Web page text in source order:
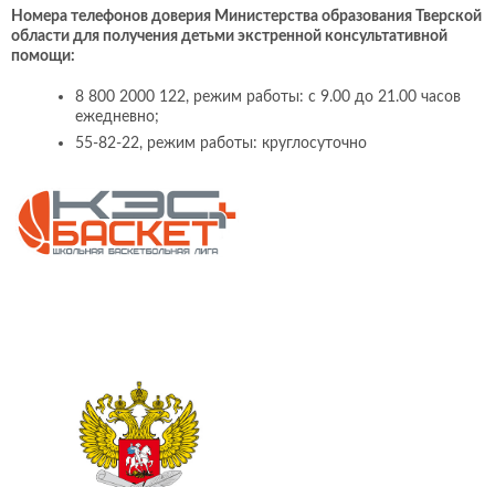
Номера телефонов доверия Министерства образования Тверской
области для получения детьми экстренной консультативной
помощи:
8 800 2000 122, режим работы: с 9.00 до 21.00 часов
ежедневно;
55-82-22, режим работы: круглосуточно